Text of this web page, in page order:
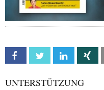
Facebook Twitter Linkedin
UNTERSTÜTZUNG